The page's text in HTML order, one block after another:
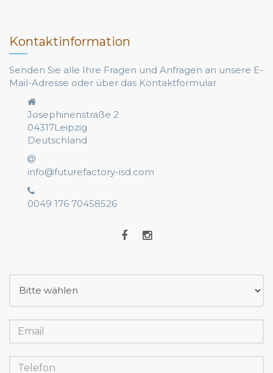
Kontaktinformation
Senden Sie alle Ihre Fragen und Anfragen an unsere E-
Mail-Adresse oder über das Kontaktformular
Josephinenstraße 2
04317Leipzig
Deutschland
info@futurefactory-isd.com
0049 176 70458526